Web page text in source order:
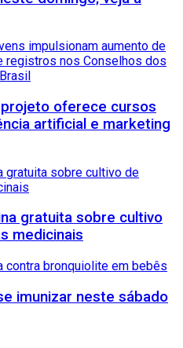
oferece cursos
artificial e marketing
gratuita sobre cultivo
medicinais
imunizar neste sábado